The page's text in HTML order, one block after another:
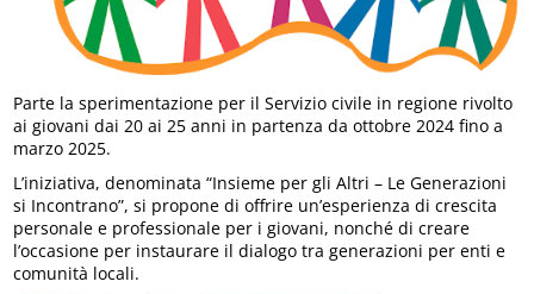
Parte la sperimentazione per il Servizio civile in regione rivolto
ai giovani dai 20 ai 25 anni in partenza da ottobre 2024 fino a
marzo 2025.
L’iniziativa, denominata “Insieme per gli Altri – Le Generazioni
si Incontrano”, si propone di offrire un’esperienza di crescita
personale e professionale per i giovani, nonché di creare
l’occasione per instaurare il dialogo tra generazioni per enti e
comunità locali.